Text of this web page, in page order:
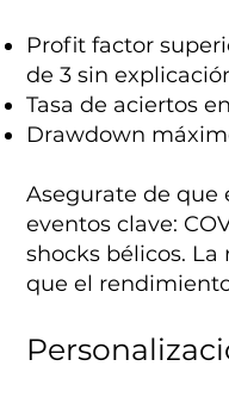
Profit factor
de 3 sin
Tasa de aciertos
Drawdown
Asegurate de que
eventos clave:
shocks bélicos.
que el